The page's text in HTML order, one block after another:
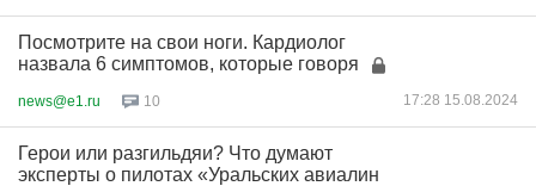
Посмотрите на свои ноги. Кардиолог
назвала 6 симптомов, которые говоря
news@e1.ru 10 17:28 15.08.2024
Герои или разгильдяи? Что думают
эксперты о пилотах «Уральских авиалин